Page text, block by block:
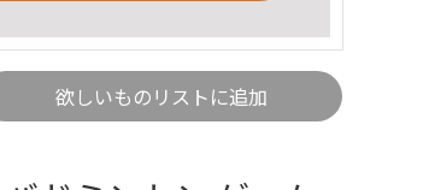
欲しいものリストに追加